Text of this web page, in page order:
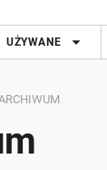
UŻYWANE
ARCHIWUM